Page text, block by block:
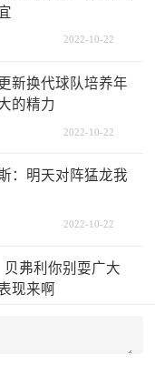
2022-10-22
新换代球队培养年
的精力
2022-10-22
：明天对阵猛龙我
2022-10-22
弗利你别耍广大
现来啊